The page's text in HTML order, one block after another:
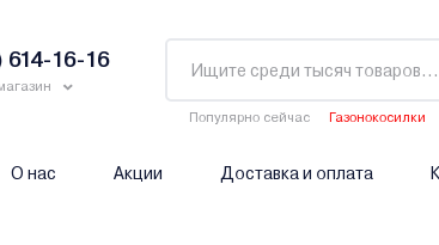
614-16-16
Популярно сейчас Газонокосилки
О нас Акции Доставка и оплата